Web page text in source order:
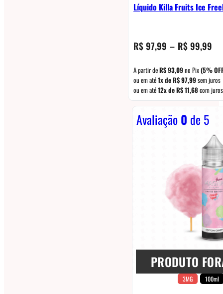
Líquido Killa Fruits Ice
R$97,99 – R$99,99
A partir deR$93,09no Pix(5%
ou em até1x deR$97,99sem juros
ou em até12x deR$11,68com juros
Avaliação0 de 5
PRODUTO
3MG 100ml